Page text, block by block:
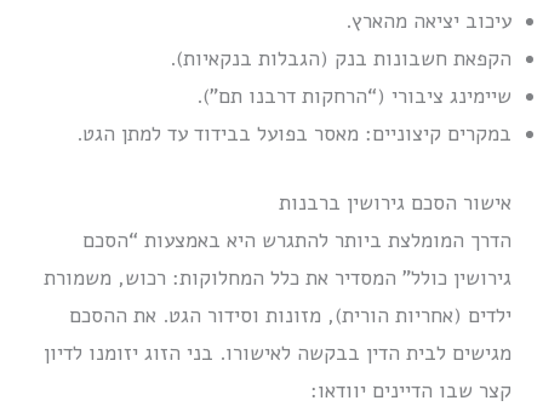
עיכוב יציאה מהארץ.
הקפאת חשבונות בנק (הגבלות בנקאיות).
שיימינג ציבורי (“הרחקות דרבנו תם”).
במקרים קיצוניים: מאסר בפועל בבידוד עד למתן הגט.
אישור הסכם גירושין ברבנות
הדרך המומלצת ביותר להתגרש היא באמצעות “הסכם
גירושין כולל” המסדיר את כלל המחלוקות: רכוש, משמורת
ילדים (אחריות הורית), מזונות וסידור הגט. את ההסכם
מגישים לבית הדין בבקשה לאישורו. בני הזוג יזומנו לדיון
קצר שבו הדיינים יוודאו: